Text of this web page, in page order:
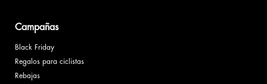
Campañas
Black Friday
Regalos para ciclistas
Rebajas